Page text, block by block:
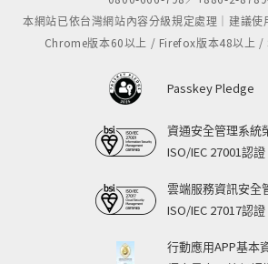
本網站已依台灣網站內容分級規定處理｜建議
Chrome版本60以上 / Firefox版本48以上 /
Passkey Pledge
資通安全管理系統
ISO/IEC 27001認證
雲端服務資訊安全
ISO/IEC 27017認證
行動應用APP基本